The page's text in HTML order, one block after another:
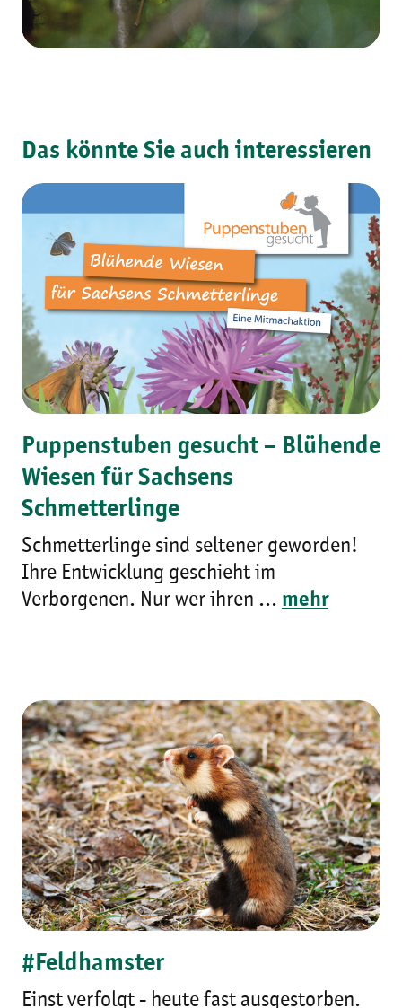
Das könnte Sie auch interessieren
Puppenstuben gesucht – Blühende
Wiesen für Sachsens
Schmetterlinge
Schmetterlinge sind seltener geworden!
Ihre Entwicklung geschieht im
Verborgenen. Nur wer ihren ... mehr
#Feldhamster
Einst verfolgt - heute fast ausgestorben.